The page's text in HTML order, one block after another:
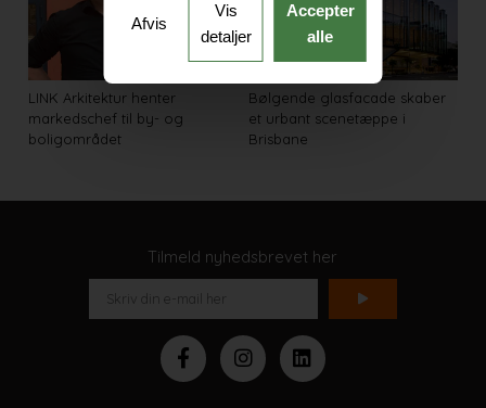
LINK Arkitektur henter
markedschef til by- og
boligområdet
Bølgende glasfacade skaber
et urbant scenetæppe i
Brisbane
Tilmeld nyhedsbrevet her
Afvis
Vis
detaljer
Accepter
alle